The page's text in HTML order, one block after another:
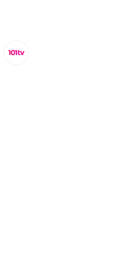
La ciudad de Málaga
experiencia deportiva de
aficionados desde el 31 de
inédita en la capital